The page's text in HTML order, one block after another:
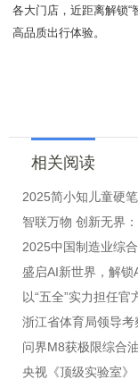
各大门店，近距离解锁“
高品质出行体验。
相关阅读
2025简小知儿童硬
智联万物 创新无界
2025中国制造业综
盛启AI新世界，解
以“五全”实力担任官
浙江省体育局领导
问界M8获极限综合
央视《顶级实验室